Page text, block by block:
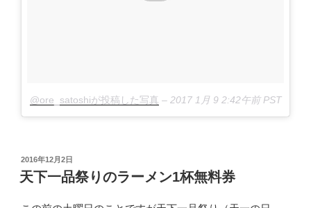
@ore_satoshiが投稿した写真 – 2017 1月 9 2:42午前 PST
投
稿
日:
2016年12月2日
天下一品祭りのラーメン1杯無料券